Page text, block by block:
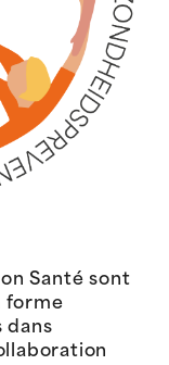
Santé sont
forme
dans